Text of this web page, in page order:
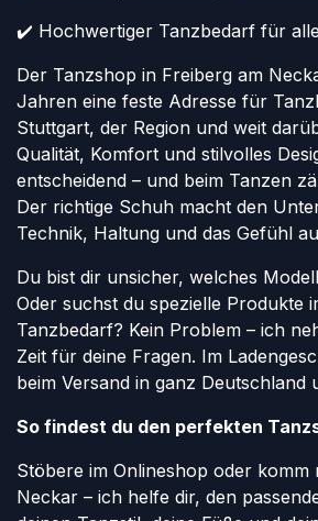
✔️ Hochwertiger Tanzbedarf für
Der Tanzshop in Freiberg am
Jahren eine feste Adresse für
Stuttgart, der Region und weit
Qualität, Komfort und stilvolles
entscheidend – und beim Tanzen
Der richtige Schuh macht den
Technik, Haltung und das Gefühl
Du bist dir unsicher, welches
Oder suchst du spezielle Produkte
Tanzbedarf? Kein Problem – ich
Zeit für deine Fragen. Im
beim Versand in ganz Deutschland
So findest du den perfekten
Stöbere im Onlineshop oder komm
Neckar – ich helfe dir, den